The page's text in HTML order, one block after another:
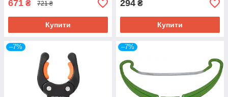
671 ₴ 721 ₴
Купити
294 ₴
Купити
–7% –7%